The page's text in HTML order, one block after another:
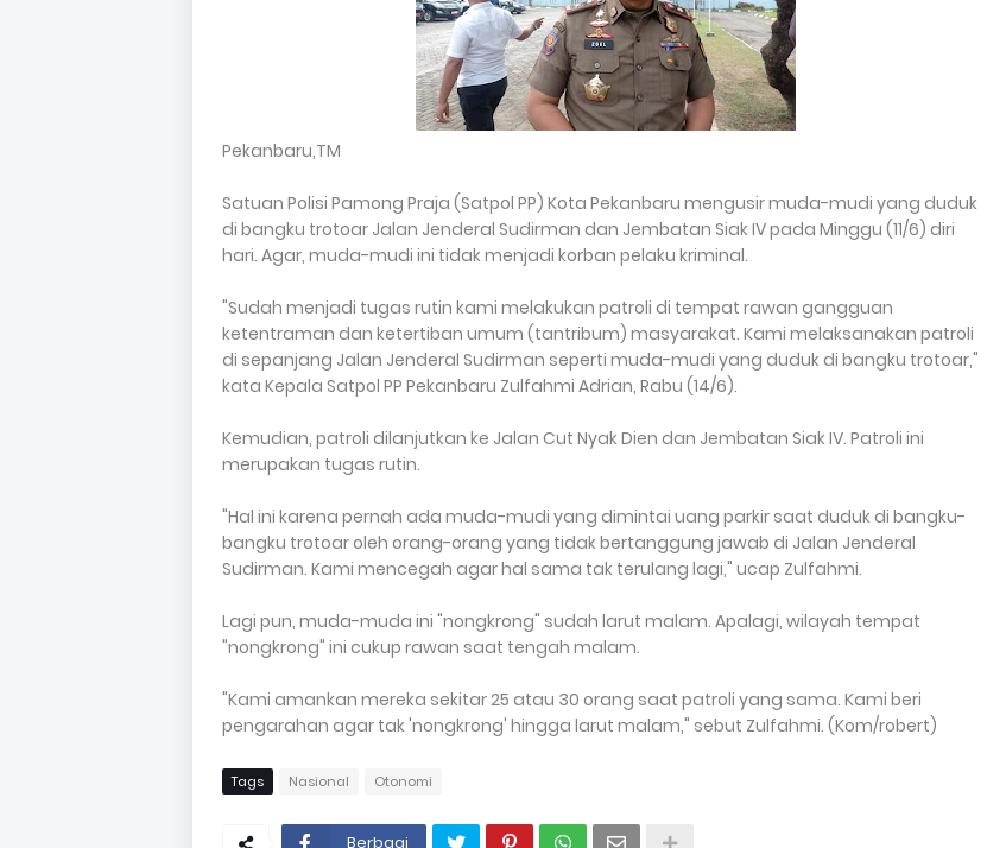
Pekanbaru,TM
Satuan Polisi Pamong Praja (Satpol PP) Kota Pekanbaru mengusir muda-mudi yang duduk
di bangku trotoar Jalan Jenderal Sudirman dan Jembatan Siak IV pada Minggu (11/6) diri
hari. Agar, muda-mudi ini tidak menjadi korban pelaku kriminal.
"Sudah menjadi tugas rutin kami melakukan patroli di tempat rawan gangguan
ketentraman dan ketertiban umum (tantribum) masyarakat. Kami melaksanakan patroli
di sepanjang Jalan Jenderal Sudirman seperti muda-mudi yang duduk di bangku trotoar,"
kata Kepala Satpol PP Pekanbaru Zulfahmi Adrian, Rabu (14/6).
Kemudian, patroli dilanjutkan ke Jalan Cut Nyak Dien dan Jembatan Siak IV. Patroli ini
merupakan tugas rutin.
"Hal ini karena pernah ada muda-mudi yang dimintai uang parkir saat duduk di bangku-
bangku trotoar oleh orang-orang yang tidak bertanggung jawab di Jalan Jenderal
Sudirman. Kami mencegah agar hal sama tak terulang lagi," ucap Zulfahmi.
Lagi pun, muda-muda ini "nongkrong" sudah larut malam. Apalagi, wilayah tempat
"nongkrong" ini cukup rawan saat tengah malam.
"Kami amankan mereka sekitar 25 atau 30 orang saat patroli yang sama. Kami beri
pengarahan agar tak 'nongkrong' hingga larut malam," sebut Zulfahmi. (Kom/robert)
Tags Nasional Otonomi
Berbagi